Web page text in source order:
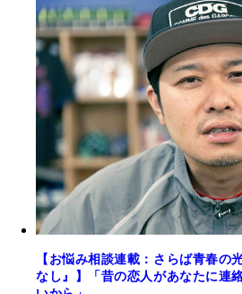
【お悩み相談連載：さらば青春の
なし』】「昔の恋人があなたに連